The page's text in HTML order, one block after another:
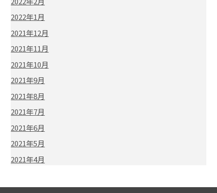
2022年1月
2021年12月
2021年11月
2021年10月
2021年9月
2021年8月
2021年7月
2021年6月
2021年5月
2021年4月